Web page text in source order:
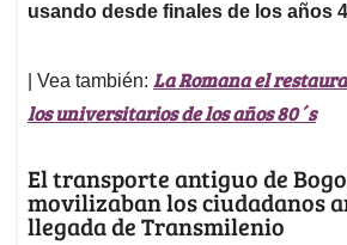
usando desde finales de los años
| Vea también: La Romana el
los universitarios de los años 80´s
El transporte antiguo de
movilizaban los ciudadanos
llegada de Transmilenio